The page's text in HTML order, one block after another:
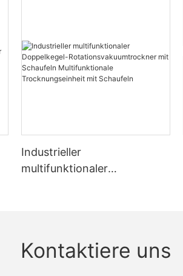
Industrieller
multifunktionaler
Trocknungseinheit mit
Kontaktiere uns